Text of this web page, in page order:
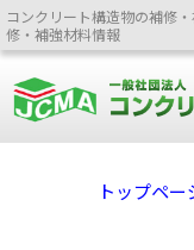
コンクリート構造物の補修
修・補強材料情報
トップペー